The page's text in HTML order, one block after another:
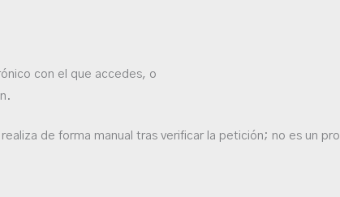
con el que accedes, o
de forma manual tras verificar la petición; no es un